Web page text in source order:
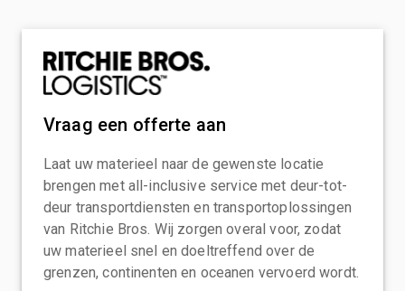
Vraag een offerte aan
Laat uw materieel naar de gewenste locatie
brengen met all-inclusive service met deur-tot-
deur transportdiensten en transportoplossingen
van Ritchie Bros. Wij zorgen overal voor, zodat
uw materieel snel en doeltreffend over de
grenzen, continenten en oceanen vervoerd wordt.